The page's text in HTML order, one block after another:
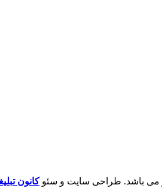
می باشد. طراحی سایت و سئوکانون